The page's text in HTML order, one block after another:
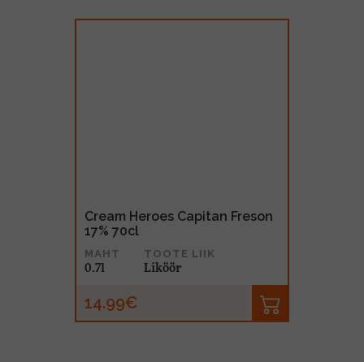
Cream Heroes Capitan Freson
17% 70cl
MAHT
0.7l
TOOTE LIIK
Liköör
14.99€